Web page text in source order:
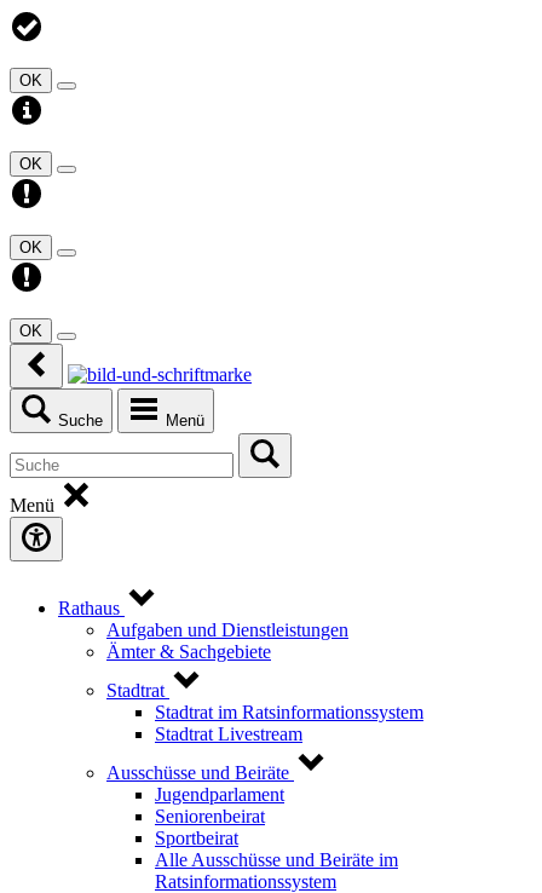
OK
OK
OK
OK
Suche Menü
Menü
Rathaus
Aufgaben und Dienstleistungen
Ämter & Sachgebiete
Stadtrat
Stadtrat im Ratsinformationssystem
Stadtrat Livestream
Ausschüsse und Beiräte
Jugendparlament
Seniorenbeirat
Sportbeirat
Alle Ausschüsse und Beiräte im
Ratsinformationssystem